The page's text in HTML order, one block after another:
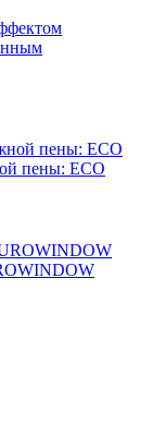
пены: ЕСО